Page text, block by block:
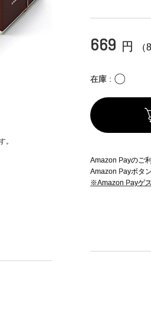
。
669 円
在庫 〇
Amazon Payのご
Amazon Payボタ
※Amazon Payゲ